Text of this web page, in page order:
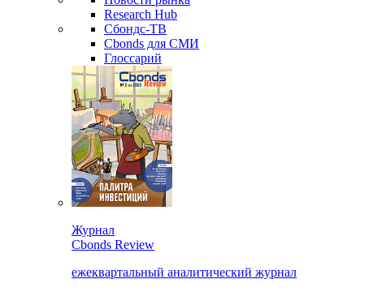
Research Hub
Сбондс-ТВ
Cbonds для СМИ
Глоссарий
Журнал
Cbonds Review
ежеквартальный аналитический журнал